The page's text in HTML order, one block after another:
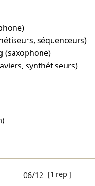
séquenceurs)
(saxophone)
synthétiseurs)
06/12 [1 rep.]